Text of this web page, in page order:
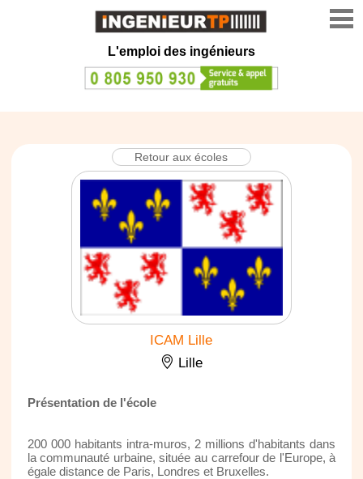
L'emploi des ingénieurs
Retour aux écoles
ICAM Lille
Lille
Présentation de l'école
200 000 habitants intra-muros, 2 millions d'habitants dans
la communauté urbaine, située au carrefour de l'Europe, à
égale distance de Paris, Londres et Bruxelles.